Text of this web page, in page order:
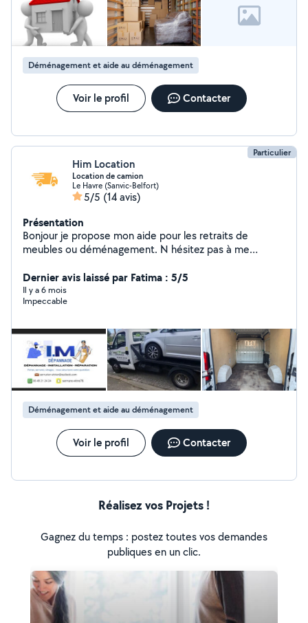
Déménagement et aide au déménagement
Voir le profil Contacter
Particulier
Him Location
Location de camion
Le Havre (Sanvic-Belfort)
5/5 (14 avis)
Présentation
Bonjour je propose mon aide pour les retraits de
meubles ou déménagement. N hésitez pas à me
cylindre et vitre cassée.
Dernier avis laissé par Fatima : 5/5
Il y a 6 mois
Impeccable
Déménagement et aide au déménagement
Voir le profil Contacter
Réalisez vos Projets !
Gagnez du temps : postez toutes vos demandes
publiques en un clic.